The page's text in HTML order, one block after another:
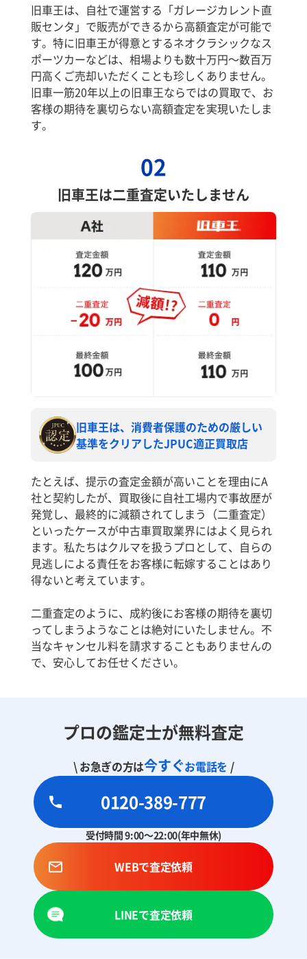
旧車王は、自社で運営する「ガレージカレント直
販センタ」で販売ができるから高額査定が可能で
す。特に旧車王が得意とするネオクラシックなス
ポーツカーなどは、相場よりも数十万円～数百万
円高くご売却いただくことも珍しくありません。
旧車一筋20年以上の旧車王ならではの買取で、お
客様の期待を裏切らない高額査定を実現いたしま
す。
02
旧車王は二重査定いたしません
旧車王は、消費者保護のための厳しい
基準をクリアしたJPUC適正買取店
たとえば、提示の査定金額が高いことを理由にA
社と契約したが、買取後に自社工場内で事故歴が
発覚し、最終的に減額されてしまう（二重査定）
といったケースが中古車買取業界にはよく見られ
ます。私たちはクルマを扱うプロとして、自らの
見逃しによる責任をお客様に転嫁することはあり
得ないと考えています。
二重査定のように、成約後にお客様の期待を裏切
ってしまうようなことは絶対にいたしません。不
当なキャンセル料を請求することもありませんの
で、安心してお任せください。
プロの鑑定士が無料査定
\ お急ぎの方は今すぐお電話を /
0120-389-777
受付時間 9:00～22:00(年中無休)
WEBで査定依頼
LINEで査定依頼